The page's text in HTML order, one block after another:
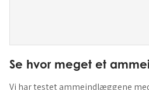
Se hvor meget et
Vi har testet ammeindlæggene